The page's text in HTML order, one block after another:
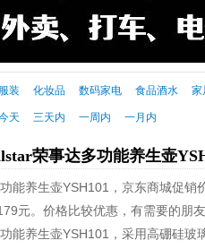
服装 化妆品 数码家电 食品酒水 家
天 三天内 一周内 一月内
荣事达多功能养生壶
能养生壶YSH101，京东商城促
元。价格比较优惠，有需要的朋
能养生壶YSH101，采用高硼硅